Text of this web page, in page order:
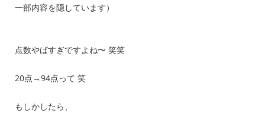
一部内容を隠しています）
点数やばすぎですよね〜 笑笑
20点→94点って 笑
もしかしたら、